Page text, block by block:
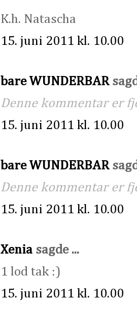
K.h. Natascha
15. juni 2011 kl. 10.00
bare WUNDERBAR
Denne kommentar er
15. juni 2011 kl. 10.00
bare WUNDERBAR
Denne kommentar er
15. juni 2011 kl. 10.00
Xenia sagde ...
1 lod tak :)
15. juni 2011 kl. 10.00